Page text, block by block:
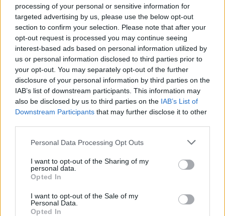
processing of your personal or sensitive information for
targeted advertising by us, please use the below opt-out
section to confirm your selection. Please note that after your
opt-out request is processed you may continue seeing
interest-based ads based on personal information utilized by
us or personal information disclosed to third parties prior to
your opt-out. You may separately opt-out of the further
disclosure of your personal information by third parties on the
IAB’s list of downstream participants. This information may
also be disclosed by us to third parties on the IAB’s List of
Downstream Participants that may further disclose it to other
Please note that this website/app uses one or more Google
not limited to your visit or usage behaviour. You may click to
grant or deny consent to Google and its third-party tags to
use your data for below specified purposes in below Google
consent section.
Personal Data Processing Opt Outs
I want to opt-out of the Sharing of my
personal data.
Opted In
I want to opt-out of the Sale of my
Personal Data.
Opted In
csodálatos dolog van a világban, amit Cristofer
felfedezett és el is mesél a darabban. Másrészről viszont
az érzelmi gátak miatt sok mindenből kimarad: nem
focizik, soha nem jár strandra és nem öleli meg a
szüleit, hiszen nem bírja elviselni az érintést. Azt hiszem,
a nézők elgondolkodnak majd azon, hogy bár nem
akarunk olyanok lenni, mint ő, mégis jó lenne tudni
mindazt, amit Cristofer tud."